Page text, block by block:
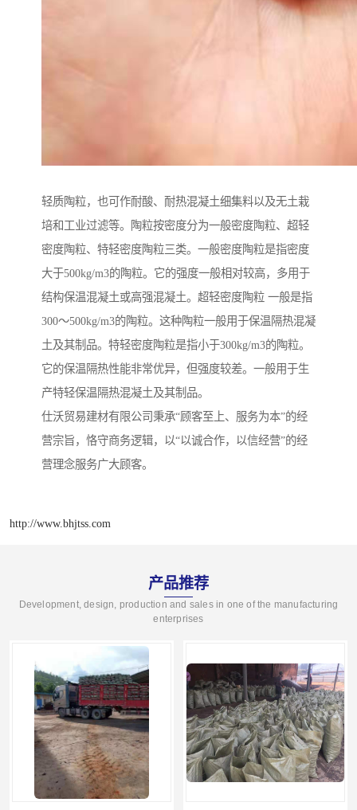
轻质陶粒，也可作耐酸、耐热混凝土细集料以及无土栽
培和工业过滤等。陶粒按密度分为一般密度陶粒、超轻
密度陶粒、特轻密度陶粒三类。一般密度陶粒是指密度
大于500kg/m3的陶粒。它的强度一般相对较高，多用于
结构保温混凝土或高强混凝土。超轻密度陶粒 一般是指
300～500kg/m3的陶粒。这种陶粒一般用于保温隔热混凝
土及其制品。特轻密度陶粒是指小于300kg/m3的陶粒。
它的保温隔热性能非常优异，但强度较差。一般用于生
产特轻保温隔热混凝土及其制品。
仕沃贸易建材有限公司秉承“顾客至上、服务为本”的经
营宗旨，恪守商务逻辑，以“以诚合作，以信经营”的经
营理念服务广大顾客。
http://www.bhjtss.com
产品推荐
Development, design, production and sales in one of the manufacturing
enterprises